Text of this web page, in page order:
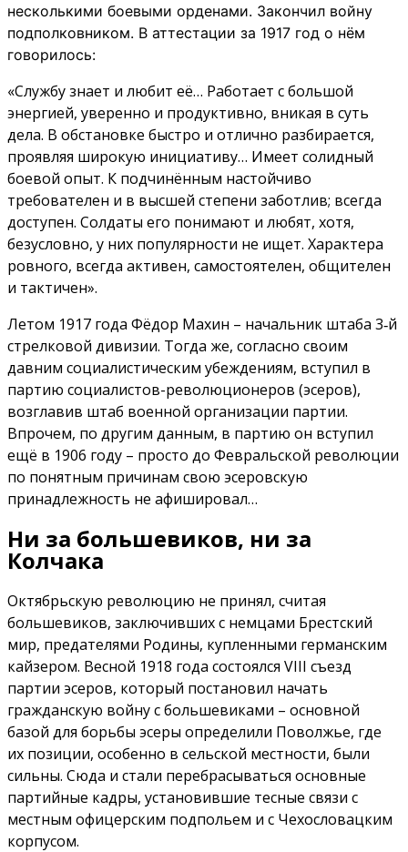
несколькими боевыми орденами. Закончил войну
подполковником. В аттестации за 1917 год о нём
говорилось:
«Службу знает и любит её… Работает с большой
энергией, уверенно и продуктивно, вникая в суть
дела. В обстановке быстро и отлично разбирается,
проявляя широкую инициативу… Имеет солидный
боевой опыт. К подчинённым настойчиво
требователен и в высшей степени заботлив; всегда
доступен. Солдаты его понимают и любят, хотя,
безусловно, у них популярности не ищет. Характера
ровного, всегда активен, самостоятелен, общителен
и тактичен».
Летом 1917 года Фёдор Махин – начальник штаба 3‑й
стрелковой дивизии. Тогда же, согласно своим
давним социалистическим убеждениям, вступил в
партию социалистов-революционеров (эсеров),
возглавив штаб военной организации партии.
Впрочем, по другим данным, в партию он вступил
ещё в 1906 году – просто до Февральской революции
по понятным причинам свою эсеровскую
принадлежность не афишировал…
Ни за большевиков, ни за
Колчака
Октябрьскую революцию не принял, считая
большевиков, заключивших с немцами Брестский
мир, предателями Родины, купленными германским
кайзером. Весной 1918 года состоялся VIII съезд
партии эсеров, который постановил начать
гражданскую войну с большевиками – основной
базой для борьбы эсеры определили Поволжье, где
их позиции, особенно в сельской местности, были
сильны. Сюда и стали перебрасываться основные
партийные кадры, установившие тесные связи с
местным офицерским подпольем и с Чехословацким
корпусом.